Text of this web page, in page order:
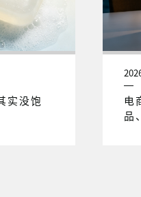
实没饱
电
品